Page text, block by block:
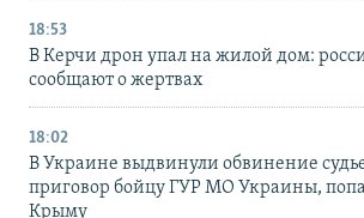
18:53
В Керчи дрон упал на жилой дом:
сообщают о жертвах
18:02
В Украине выдвинули обвинение
приговор бойцу ГУР МО Украины,
Крыму